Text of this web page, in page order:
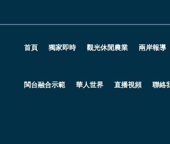
首頁 獨家即時 觀光休閒農業 兩岸報導
閩台融合示範 華人世界 直播視頻 聯絡